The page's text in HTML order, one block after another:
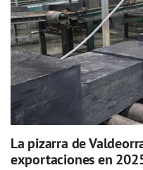
La pizarra de
exportaciones en